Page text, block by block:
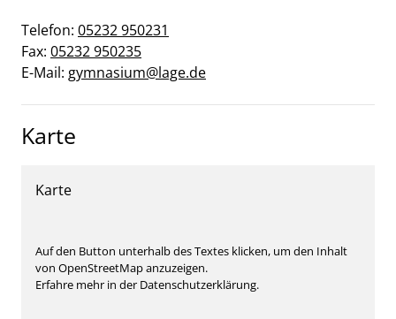
Telefon: 05232 950231
Fax: 05232 950235
E-Mail: gymnasium@lage.de
Karte
Karte
Auf den Button unterhalb des Textes klicken, um den Inhalt
von OpenStreetMap anzuzeigen.
Erfahre mehr in der Datenschutzerklärung.